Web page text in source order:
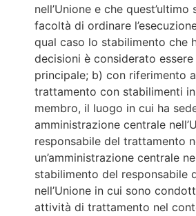
nell’Unione e che
facoltà di ordinare
qual caso lo stabilimento che
decisioni è considerato
principale; b) con riferimento
trattamento con stabilimenti
membro, il luogo in cui ha
amministrazione centrale
responsabile del trattamento
un’amministrazione centrale
stabilimento del responsabile
nell’Unione in cui sono
attività di trattamento nel